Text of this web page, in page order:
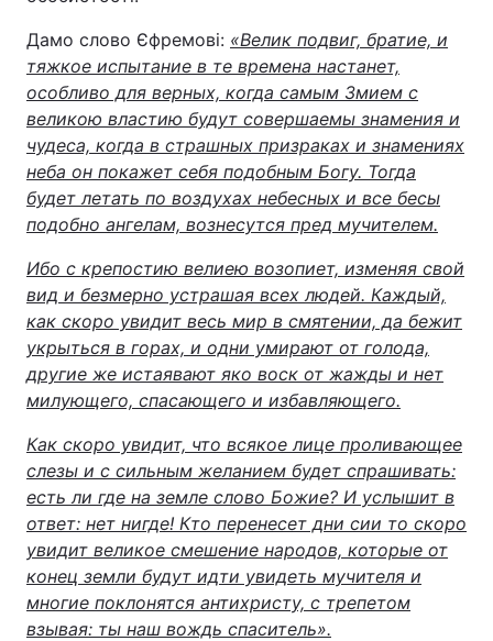
Дамо слово Єфремові: «Велик подвиг, братие, и
тяжкое испытание в те времена настанет,
особливо для верных, когда самым Змием с
великою властию будут совершаемы знамения и
чудеса, когда в страшных призраках и знамениях
неба он покажет себя подобным Богу. Тогда
будет летать по воздухах небесных и все бесы
подобно ангелам, вознесутся пред мучителем.
Ибо с крепостию велиею возопиет, изменяя свой
вид и безмерно устрашая всех людей. Каждый,
как скоро увидит весь мир в смятении, да бежит
укрыться в горах, и одни умирают от голода,
другие же истаявают яко воск от жажды и нет
милующего, спасающего и избавляющего.
Как скоро увидит, что всякое лице проливающее
слезы и с сильным желанием будет спрашивать:
есть ли где на земле слово Божие? И услышит в
ответ: нет нигде! Кто перенесет дни сии то скоро
увидит великое смешение народов, которые от
конец земли будут идти увидеть мучителя и
многие поклонятся антихристу, с трепетом
взывая: ты наш вождь спаситель».